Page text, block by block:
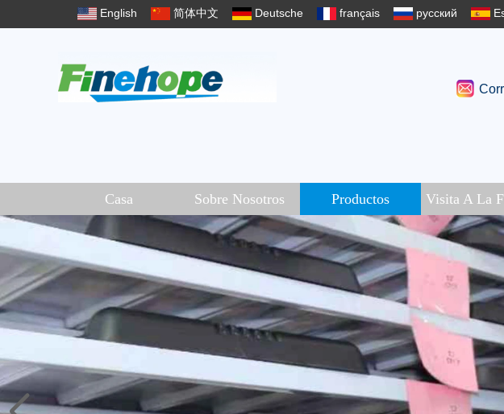
English 简体中文 Deutsche français русский
Casa Sobre Nosotros Productos Visita A La